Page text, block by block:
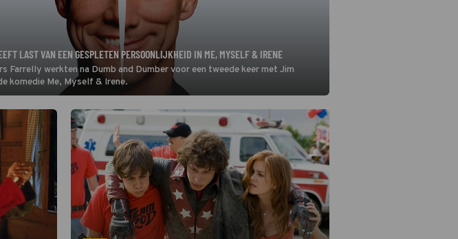
LAST VAN EEN GESPLETEN PERSOONLIJKHEID IN ME, MYSELF & IRENE
Farrelly werkten na Dumb and Dumber voor een tweede keer met Jim
komedie Me, Myself & Irene.